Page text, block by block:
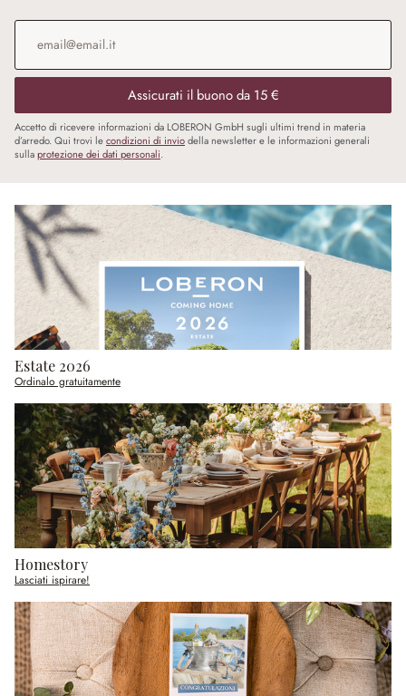
Indirizzo e-mail
Assicurati il buono da 15 €
Accetto di ricevere informazioni da LOBERON GmbH sugli ultimi trend in materia
d’arredo. Qui trovi lecondizioni di inviodella newsletter e le informazioni generali
sullaprotezione dei dati personali.
Estate 2026
Ordinalo gratuitamente
Homestory
Lasciati ispirare!